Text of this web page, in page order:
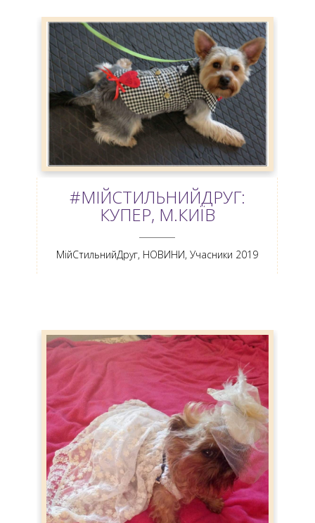
#МІЙСТИЛЬНИЙДРУГ:
КУПЕР, М.КИЇВ
МійСтильнийДруг, НОВИНИ,Учасники 2019